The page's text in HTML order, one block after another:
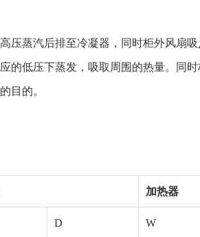
压蒸汽后排至冷凝器，同时柜外风扇
的低压下蒸发，吸取周围的热量。同
目的。
加热器
D W